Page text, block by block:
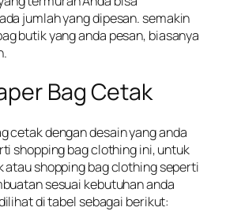
jumlah yang dipesan. semakin
butik yang anda pesan, biasanya
Bag Cetak
cetak dengan desain yang anda
shopping bag clothing ini, untuk
atau shopping bag clothing seperti
sesuai kebutuhan anda
di tabel sebagai berikut: